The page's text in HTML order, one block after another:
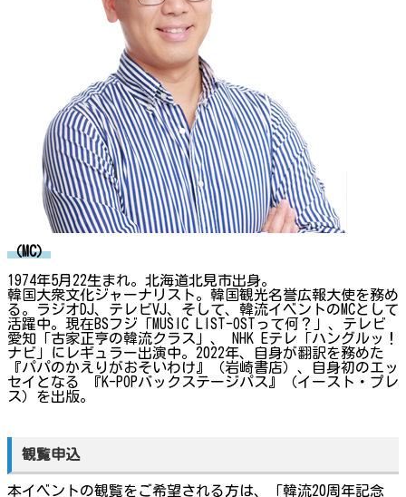
（MC）
1974年5月22生まれ。北海道北見市出身。
韓国大衆文化ジャーナリスト。韓国観光名誉広報大使を務め
る。ラジオDJ、テレビVJ、そして、韓流イベントのMCとして
活躍中。現在BSフジ「MUSIC LIST-OSTって何？」、テレビ
愛知「古家正亨の韓流クラス」、 NHK Eテレ「ハングルッ！
ナビ」にレギュラー出演中。2022年、自身が翻訳を務めた
『パパのかえりがおそいわけ』（岩崎書店）、自身初のエッ
セイとなる 『K-POPバックステージパス』（イースト・プレ
ス）を出版。
観覧申込
本イベントの観覧をご希望される方は、「韓流20周年記念